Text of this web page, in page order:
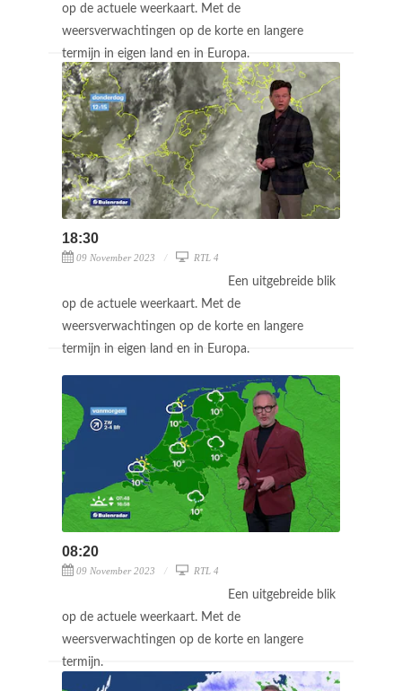
op de actuele weerkaart. Met de
weersverwachtingen op de korte en langere
termijn in eigen land en in Europa.
18:30
09 November 2023 RTL 4
Een uitgebreide blik
op de actuele weerkaart. Met de
weersverwachtingen op de korte en langere
termijn in eigen land en in Europa.
08:20
09 November 2023 RTL 4
Een uitgebreide blik
op de actuele weerkaart. Met de
weersverwachtingen op de korte en langere
termijn.